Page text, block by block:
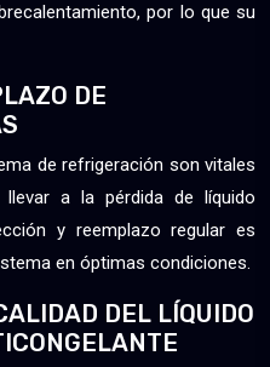
por lo que su
DE
de refrigeración son vitales
a la pérdida de líquido
y reemplazo regular es
en óptimas condiciones.
DEL LÍQUIDO